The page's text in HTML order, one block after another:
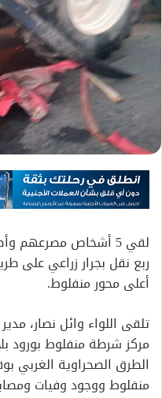
ربع نقل بجرار زراعي على
أعلى محور منفلوط.
تلقى اللواء وائل نصار،
مركز شرطة منفلوط بورود
الطرق الصحراوية الغربي
منفلوط ووجود وفيات